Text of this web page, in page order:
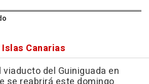
Canarias
del Guiniguada en